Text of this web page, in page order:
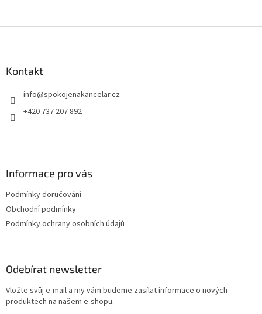
Kontakt
info@spokojenakancelar.cz
+420 737 207 892
Informace pro vás
Podmínky doručování
Obchodní podmínky
Podmínky ochrany osobních údajů
Odebírat newsletter
Vložte svůj e-mail a my vám budeme zasílat informace o nových
produktech na našem e-shopu.